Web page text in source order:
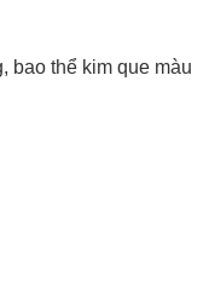
bao thể kim que màu